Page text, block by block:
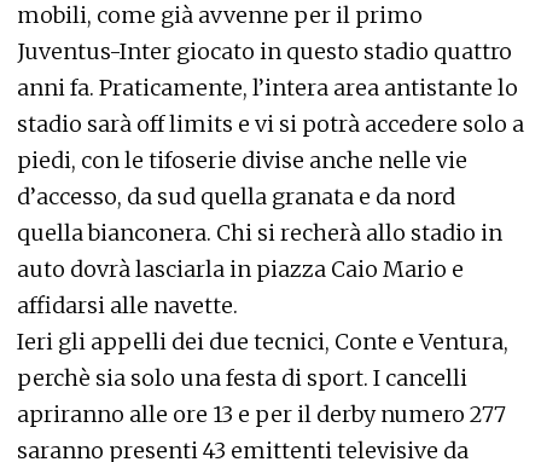
mobili, come già avvenne per il primo
Juventus-Inter giocato in questo stadio quattro
anni fa. Praticamente, l’intera area antistante lo
stadio sarà off limits e vi si potrà accedere solo a
piedi, con le tifoserie divise anche nelle vie
d’accesso, da sud quella granata e da nord
quella bianconera. Chi si recherà allo stadio in
auto dovrà lasciarla in piazza Caio Mario e
affidarsi alle navette.
Ieri gli appelli dei due tecnici, Conte e Ventura,
perchè sia solo una festa di sport. I cancelli
apriranno alle ore 13 e per il derby numero 277
saranno presenti 43 emittenti televisive da